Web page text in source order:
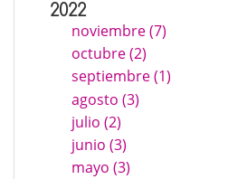
2022
noviembre (7)
octubre (2)
septiembre (1)
agosto (3)
julio (2)
junio (3)
mayo (3)